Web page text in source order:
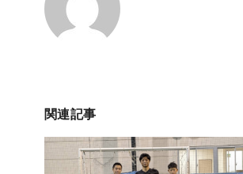
関連記事